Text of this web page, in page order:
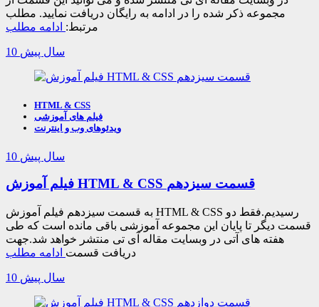
مجموعه ذکر شده را در ادامه به رایگان دریافت نمایید. مطلب
مرتبط: ادامه مطلب
10 سال پیش
HTML & CSS
فیلم های آموزشی
ویدئوهای وب و اینترنت
10 سال پیش
فیلم آموزش HTML & CSS قسمت سیزدهم
به قسمت سیزدهم فیلم آموزش HTML & CSS رسیدیم.فقط دو
قسمت دیگر تا پایان این مجموعه آموزشی باقی مانده است که طی
هفته های آتی در وبسایت مقاله آی تی منتشر خواهد شد.جهت
دریافت قسمت ادامه مطلب
10 سال پیش